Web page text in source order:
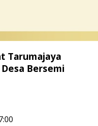
Tarumajaya
Bersemi